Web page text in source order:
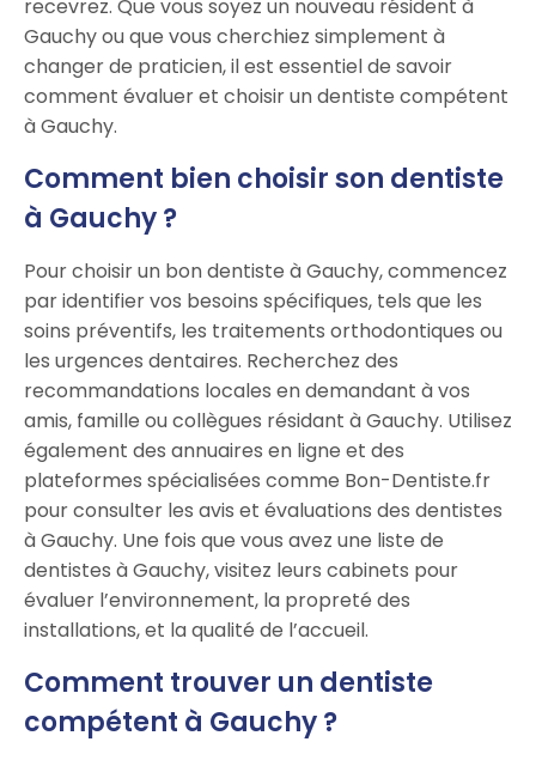
recevrez. Que vous soyez un nouveau résident à
Gauchy ou que vous cherchiez simplement à
changer de praticien, il est essentiel de savoir
comment évaluer et choisir un dentiste compétent
à Gauchy.
Comment bien choisir son dentiste
à Gauchy ?
Pour choisir un bon dentiste à Gauchy, commencez
par identifier vos besoins spécifiques, tels que les
soins préventifs, les traitements orthodontiques ou
les urgences dentaires. Recherchez des
recommandations locales en demandant à vos
amis, famille ou collègues résidant à Gauchy. Utilisez
également des annuaires en ligne et des
plateformes spécialisées comme Bon-Dentiste.fr
pour consulter les avis et évaluations des dentistes
à Gauchy. Une fois que vous avez une liste de
dentistes à Gauchy, visitez leurs cabinets pour
évaluer l’environnement, la propreté des
installations, et la qualité de l’accueil.
Comment trouver un dentiste
compétent à Gauchy ?